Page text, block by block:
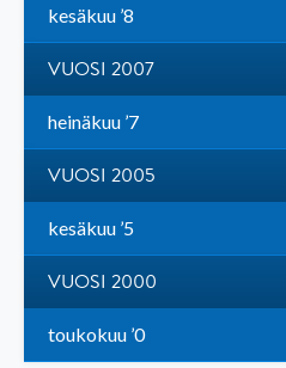
kesäkuu ’8
VUOSI 2007
heinäkuu ’7
VUOSI 2005
kesäkuu ’5
VUOSI 2000
toukokuu ’0